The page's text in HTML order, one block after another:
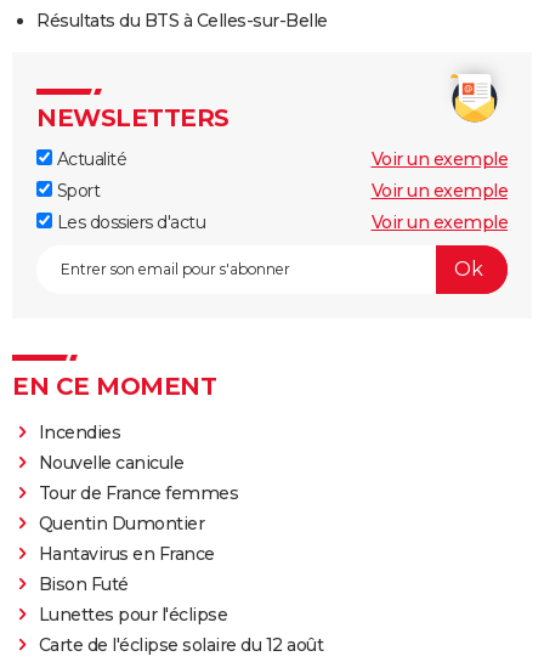
Résultats du BTS à Celles-sur-Belle
NEWSLETTERS
Actualité
Voir un exemple
Sport
Voir un exemple
Les dossiers d'actu
Voir un exemple
EN CE MOMENT
Incendies
Nouvelle canicule
Tour de France femmes
Quentin Dumontier
Hantavirus en France
Bison Futé
Lunettes pour l'éclipse
Carte de l'éclipse solaire du 12 août